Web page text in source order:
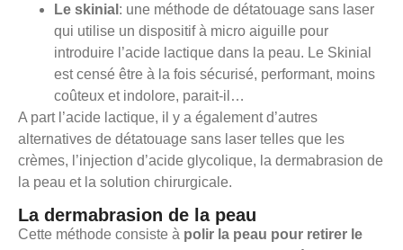
Le skinial : une méthode de détatouage sans laser
qui utilise un dispositif à micro aiguille pour
introduire l’acide lactique dans la peau. Le Skinial
est censé être à la fois sécurisé, performant, moins
coûteux et indolore, parait-il…
A part l’acide lactique, il y a également d’autres
alternatives de détatouage sans laser telles que les
crèmes, l’injection d’acide glycolique, la dermabrasion de
la peau et la solution chirurgicale.
La dermabrasion de la peau
Cette méthode consiste à polir la peau pour retirer le